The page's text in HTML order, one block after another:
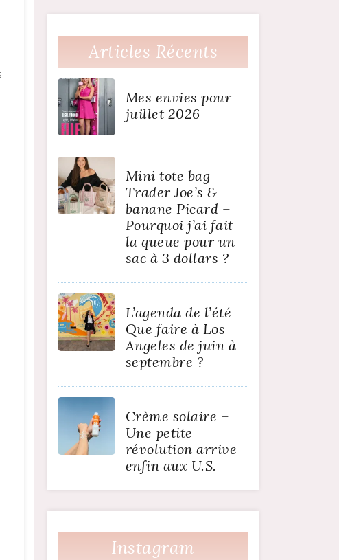
Articles Récents
Mes envies pour
juillet 2026
Mini tote bag
Trader Joe’s &
banane Picard –
Pourquoi j’ai fait
la queue pour un
sac à 3 dollars ?
L’agenda de l’été –
Que faire à Los
Angeles de juin à
septembre ?
Crème solaire –
Une petite
révolution arrive
enfin aux U.S.
Instagram